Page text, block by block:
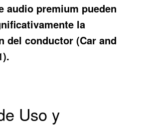
audio premium pueden
la
del conductor (Car and
Uso y